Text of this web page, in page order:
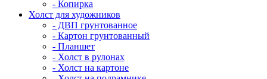
- Копирка
Холст для художников
- ДВП грунтованное
- Картон грунтованный
- Планшет
- Холст в рулонах
- Холст на картоне